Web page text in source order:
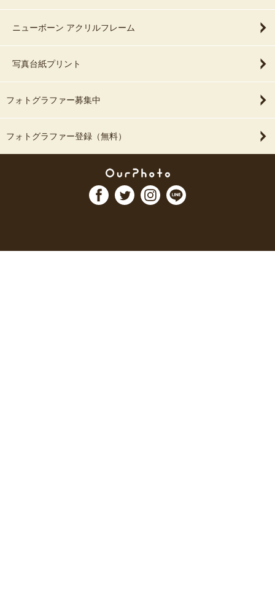
ニューボーン アクリルフレーム
写真台紙プリント
フォトグラファー募集中
フォトグラファー登録（無料）